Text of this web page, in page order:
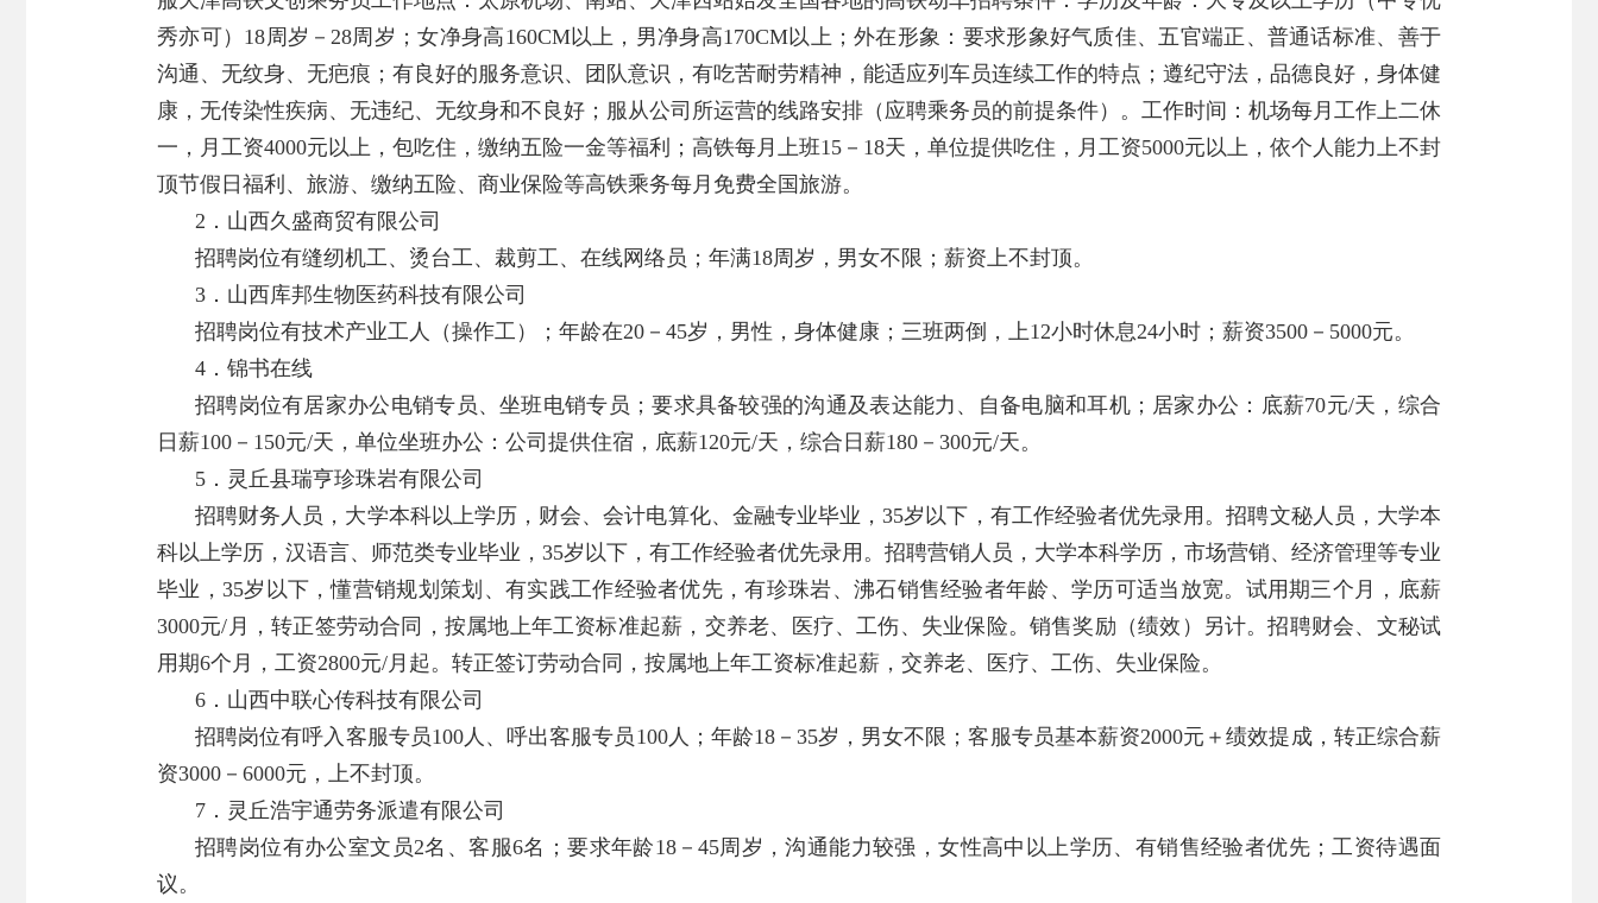
秀亦可）18周岁－28周岁；女净身高160CM以上，男净身高170CM以上；外在形象：要求形象好气质佳、五官端正、普通话标准、善于
沟通、无纹身、无疤痕；有良好的服务意识、团队意识，有吃苦耐劳精神，能适应列车员连续工作的特点；遵纪守法，品德良好，身体健
康，无传染性疾病、无违纪、无纹身和不良好；服从公司所运营的线路安排（应聘乘务员的前提条件）。工作时间：机场每月工作上二休
一，月工资4000元以上，包吃住，缴纳五险一金等福利；高铁每月上班15－18天，单位提供吃住，月工资5000元以上，依个人能力上不封
顶节假日福利、旅游、缴纳五险、商业保险等高铁乘务每月免费全国旅游。
2．山西久盛商贸有限公司
招聘岗位有缝纫机工、烫台工、裁剪工、在线网络员；年满18周岁，男女不限；薪资上不封顶。
3．山西库邦生物医药科技有限公司
招聘岗位有技术产业工人（操作工）；年龄在20－45岁，男性，身体健康；三班两倒，上12小时休息24小时；薪资3500－5000元。
4．锦书在线
招聘岗位有居家办公电销专员、坐班电销专员；要求具备较强的沟通及表达能力、自备电脑和耳机；居家办公：底薪70元/天，综合
日薪100－150元/天，单位坐班办公：公司提供住宿，底薪120元/天，综合日薪180－300元/天。
5．灵丘县瑞亨珍珠岩有限公司
招聘财务人员，大学本科以上学历，财会、会计电算化、金融专业毕业，35岁以下，有工作经验者优先录用。招聘文秘人员，大学本
科以上学历，汉语言、师范类专业毕业，35岁以下，有工作经验者优先录用。招聘营销人员，大学本科学历，市场营销、经济管理等专业
毕业，35岁以下，懂营销规划策划、有实践工作经验者优先，有珍珠岩、沸石销售经验者年龄、学历可适当放宽。试用期三个月，底薪
3000元/月，转正签劳动合同，按属地上年工资标准起薪，交养老、医疗、工伤、失业保险。销售奖励（绩效）另计。招聘财会、文秘试
用期6个月，工资2800元/月起。转正签订劳动合同，按属地上年工资标准起薪，交养老、医疗、工伤、失业保险。
6．山西中联心传科技有限公司
招聘岗位有呼入客服专员100人、呼出客服专员100人；年龄18－35岁，男女不限；客服专员基本薪资2000元＋绩效提成，转正综合薪
资3000－6000元，上不封顶。
7．灵丘浩宇通劳务派遣有限公司
招聘岗位有办公室文员2名、客服6名；要求年龄18－45周岁，沟通能力较强，女性高中以上学历、有销售经验者优先；工资待遇面
议。